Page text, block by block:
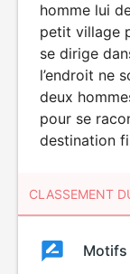
homme lui
petit village
se dirige
l’endroit ne
deux
pour se
destination
CLASSEMENT
Classement
Motifs